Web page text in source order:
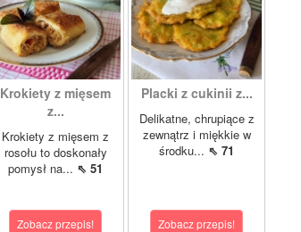
Krokiety z mięsem
z...
Krokiety z mięsem z
rosołu to doskonały
pomysł na... ⇖ 51
Zobacz przepis!
Placki z cukinii z...
Delikatne, chrupiące z
zewnątrz i miękkie w
środku... ⇖ 71
Zobacz przepis!